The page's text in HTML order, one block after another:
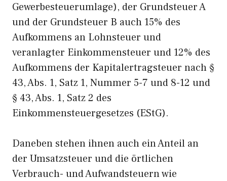
Gewerbesteuerumlage), der Grundsteuer A
und der Grundsteuer B auch 15% des
Aufkommens an Lohnsteuer und
veranlagter Einkommensteuer und 12% des
Aufkommens der Kapitalertragsteuer nach §
43, Abs. 1, Satz 1, Nummer 5-7 und 8-12 und
§ 43, Abs. 1, Satz 2 des
Einkommensteuergesetzes (EStG).
Daneben stehen ihnen auch ein Anteil an
der Umsatzsteuer und die örtlichen
Verbrauch- und Aufwandsteuern wie